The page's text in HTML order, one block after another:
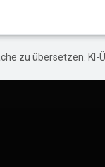
zu übersetzen.